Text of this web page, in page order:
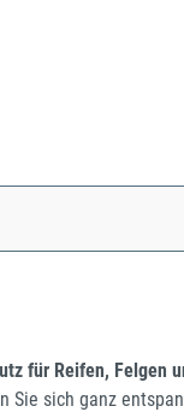
für Reifen, Felgen
Sie sich ganz